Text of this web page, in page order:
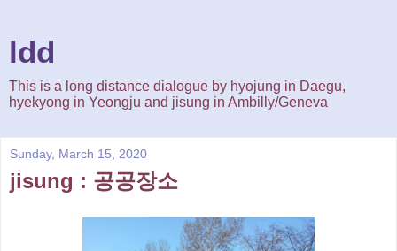
ldd
This is a long distance dialogue by hyojung in Daegu,
hyekyong in Yeongju and jisung in Ambilly/Geneva
Sunday, March 15, 2020
jisung : 공공장소